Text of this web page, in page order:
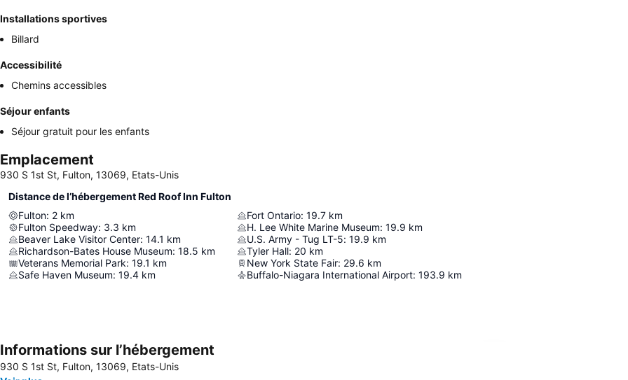
Installations sportives
Billard
Accessibilité
Chemins accessibles
Séjour enfants
Séjour gratuit pour les enfants
Emplacement
930 S 1st St, Fulton, 13069, Etats-Unis
Distance de l’hébergement Red Roof Inn Fulton
Fulton: 2 km
Fulton Speedway: 3.3 km
Beaver Lake Visitor Center: 14.1 km
Richardson-Bates House Museum: 18.5 km
Veterans Memorial Park: 19.1 km
Safe Haven Museum: 19.4 km
Fort Ontario: 19.7 km
H. Lee White Marine Museum: 19.9 km
U.S. Army - Tug LT-5: 19.9 km
Tyler Hall: 20 km
New York State Fair: 29.6 km
Buffalo-Niagara International Airport: 193.9 km
Informations sur l’hébergement
930 S 1st St, Fulton, 13069, Etats-Unis